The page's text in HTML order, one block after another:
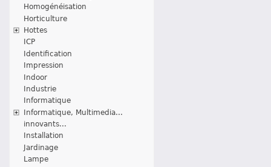
Homogénéisation
Horticulture
Hottes
ICP
Identification
Impression
Indoor
Industrie
Informatique
Informatique, Multimedia...
innovants...
Installation
Jardinage
Lampe